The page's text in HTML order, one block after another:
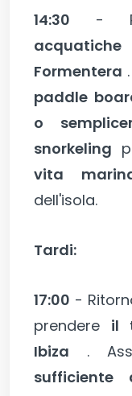
14:30 -
acquatiche
Formentera
paddle
o
snorkeling
vita
dell'isola.
Tardi:
17:00 -
prendere il
Ibiza .
sufficiente